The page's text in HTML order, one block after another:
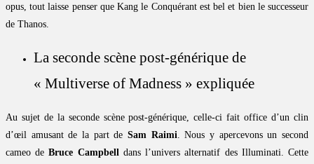
opus, tout laisse penser que Kang le Conquérant est bel et bien le successeur
de Thanos.
La seconde scène post-générique de
« Multiverse of Madness » expliquée
Au sujet de la seconde scène post-générique, celle-ci fait office d’un clin
d’œil amusant de la part de Sam Raimi. Nous y apercevons un second
cameo deBruce Campbelldans l’univers alternatif des Illuminati. Cette